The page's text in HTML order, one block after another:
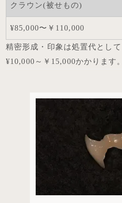
クラウン(被せもの)
¥85,000〜￥110,000
精密形成・印象は処置代として
¥10,000～￥15,000かかります。